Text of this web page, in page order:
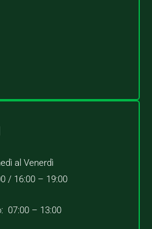
al Venerdì
/ 16:00 – 19:00
07:00 – 13:00